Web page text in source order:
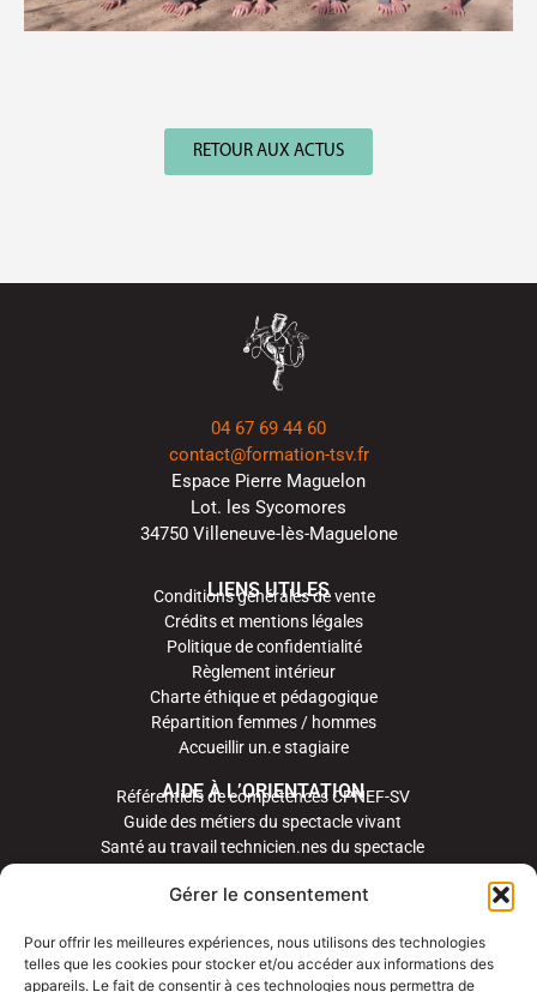
Gérer le consentement
Pour offrir les meilleures expériences, nous utilisons des technologies
telles que les cookies pour stocker et/ou accéder aux informations des
appareils. Le fait de consentir à ces technologies nous permettra de
RETOUR AUX ACTUS
04 67 69 44 60
contact@formation-tsv.fr
Espace Pierre Maguelon
Lot. les Sycomores
34750 Villeneuve-lès-Maguelone
LIENS UTILES
Conditions générales de vente
Crédits et mentions légales
Politique de confidentialité
Règlement intérieur
Charte éthique et pédagogique
Répartition femmes / hommes
Accueillir un.e stagiaire
AIDE À L’ORIENTATION
Référentiels de compétences CPNEF-SV
Guide des métiers du spectacle vivant
Santé au travail technicien.nes du spectacle